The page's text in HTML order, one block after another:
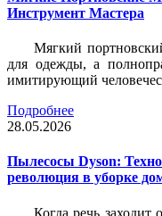
Инструмент Мастера
Мягкий
для одежды, а
имитирующий
Подробнее
28.05.2026
Пылесосы Dyson:
революция в уборке
Когда речь заходит